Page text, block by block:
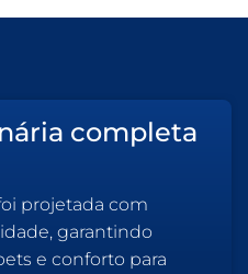
completa
projetada com
garantindo
e conforto para